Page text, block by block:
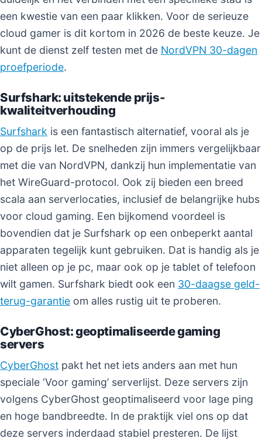
een kwestie van een paar klikken. Voor de serieuze
cloud gamer is dit kortom in 2026 de beste keuze. Je
kunt de dienst zelf testen met de NordVPN 30-dagen
proefperiode.
Surfshark: uitstekende prijs-
kwaliteitverhouding
Surfshark is een fantastisch alternatief, vooral als je
op de prijs let. De snelheden zijn immers vergelijkbaar
met die van NordVPN, dankzij hun implementatie van
het WireGuard-protocol. Ook zij bieden een breed
scala aan serverlocaties, inclusief de belangrijke hubs
voor cloud gaming. Een bijkomend voordeel is
bovendien dat je Surfshark op een onbeperkt aantal
apparaten tegelijk kunt gebruiken. Dat is handig als je
niet alleen op je pc, maar ook op je tablet of telefoon
wilt gamen. Surfshark biedt ook een 30-daagse geld-
terug-garantie om alles rustig uit te proberen.
CyberGhost: geoptimaliseerde gaming
servers
CyberGhost pakt het net iets anders aan met hun
speciale ‘Voor gaming’ serverlijst. Deze servers zijn
volgens CyberGhost geoptimaliseerd voor lage ping
en hoge bandbreedte. In de praktijk viel ons op dat
deze servers inderdaad stabiel presteren. De lijst